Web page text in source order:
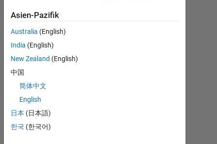
posted
here
my
own,
and
in
no way
reflect
that
of
MathWorks)
Dashboard
Statistik
MATLAB Answers
BEITRÄGE
-10
15
20
25
30
40
Asien-Pazifik
Australia (English)
India (English)
New Zealand (English)
中国
简体中文
English
日本 (日本語)
한국 (한국어)